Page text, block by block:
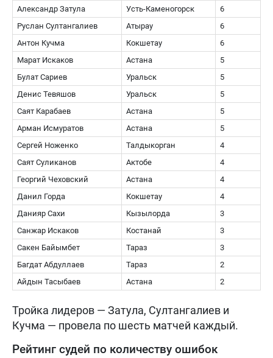
Александр Затула
Усть-Каменогорск
6
Руслан Султангалиев
Атырау
6
Антон Кучма
Кокшетау
6
Марат Искаков
Астана
5
Булат Сариев
Уральск
5
Денис Тевяшов
Уральск
5
Саят Карабаев
Астана
5
Арман Исмуратов
Астана
5
Сергей Ноженко
Талдыкорган
4
Саят Суликанов
Актобе
4
Георгий Чеховский
Астана
4
Данил Горда
Кокшетау
4
Данияр Сахи
Кызылорда
3
Санжар Искаков
Костанай
3
Сакен Байымбет
Тараз
3
Багдат Абдуллаев
Тараз
2
Айдын Тасыбаев
Астана 2
Тройка лидеров — Затула, Султангалиев и
Кучма — провела по шесть матчей каждый.
Рейтинг судей по количеству ошибок